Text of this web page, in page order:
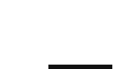
kosztów płatności